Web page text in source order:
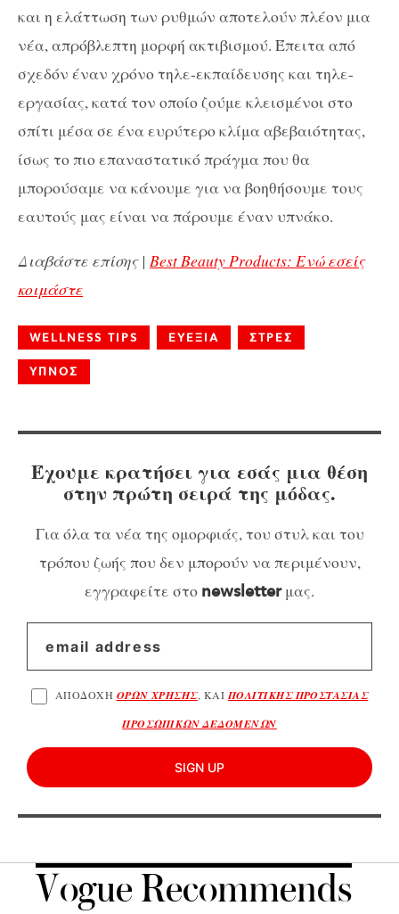
και η ελάττωση των ρυθμών αποτελούν πλέον μια
νέα, απρόβλεπτη μορφή ακτιβισμού. Έπειτα από
σχεδόν έναν χρόνο τηλε-εκπαίδευσης και τηλε-
εργασίας, κατά τον οποίο ζούμε κλεισμένοι στο
σπίτι μέσα σε ένα ευρύτερο κλίμα αβεβαιότητας,
ίσως το πιο επαναστατικό πράγμα που θα
μπορούσαμε να κάνουμε για να βοηθήσουμε τους
εαυτούς μας είναι να πάρουμε έναν υπνάκο.
Διαβάστε επίσης | Best Beauty Products: Ενώ εσείς
κοιμάστε
WELLNESS TIPS ΕΥΕΞΙΑ ΣΤΡΕΣ
ΥΠΝΟΣ
Έχουμε κρατήσει για εσάς μια θέση
στην πρώτη σειρά της μόδας.
Για όλα τα νέα της ομορφιάς, του στυλ και του
τρόπου ζωής που δεν μπορούν να περιμένουν,
εγγραφείτε στο newsletterμας.
ΑΠΟΔΟΧΗ ΟΡΩΝ ΧΡΗΣΗΣ, ΚΑΙΠΟΛΙΤΙΚΗΣ ΠΡΟΣΤΑΣΙΑΣ
ΠΡΟΣΩΠΙΚΩΝ ΔΕΔΟΜΕΝΩΝ
SIGN UP
Vogue Recommends